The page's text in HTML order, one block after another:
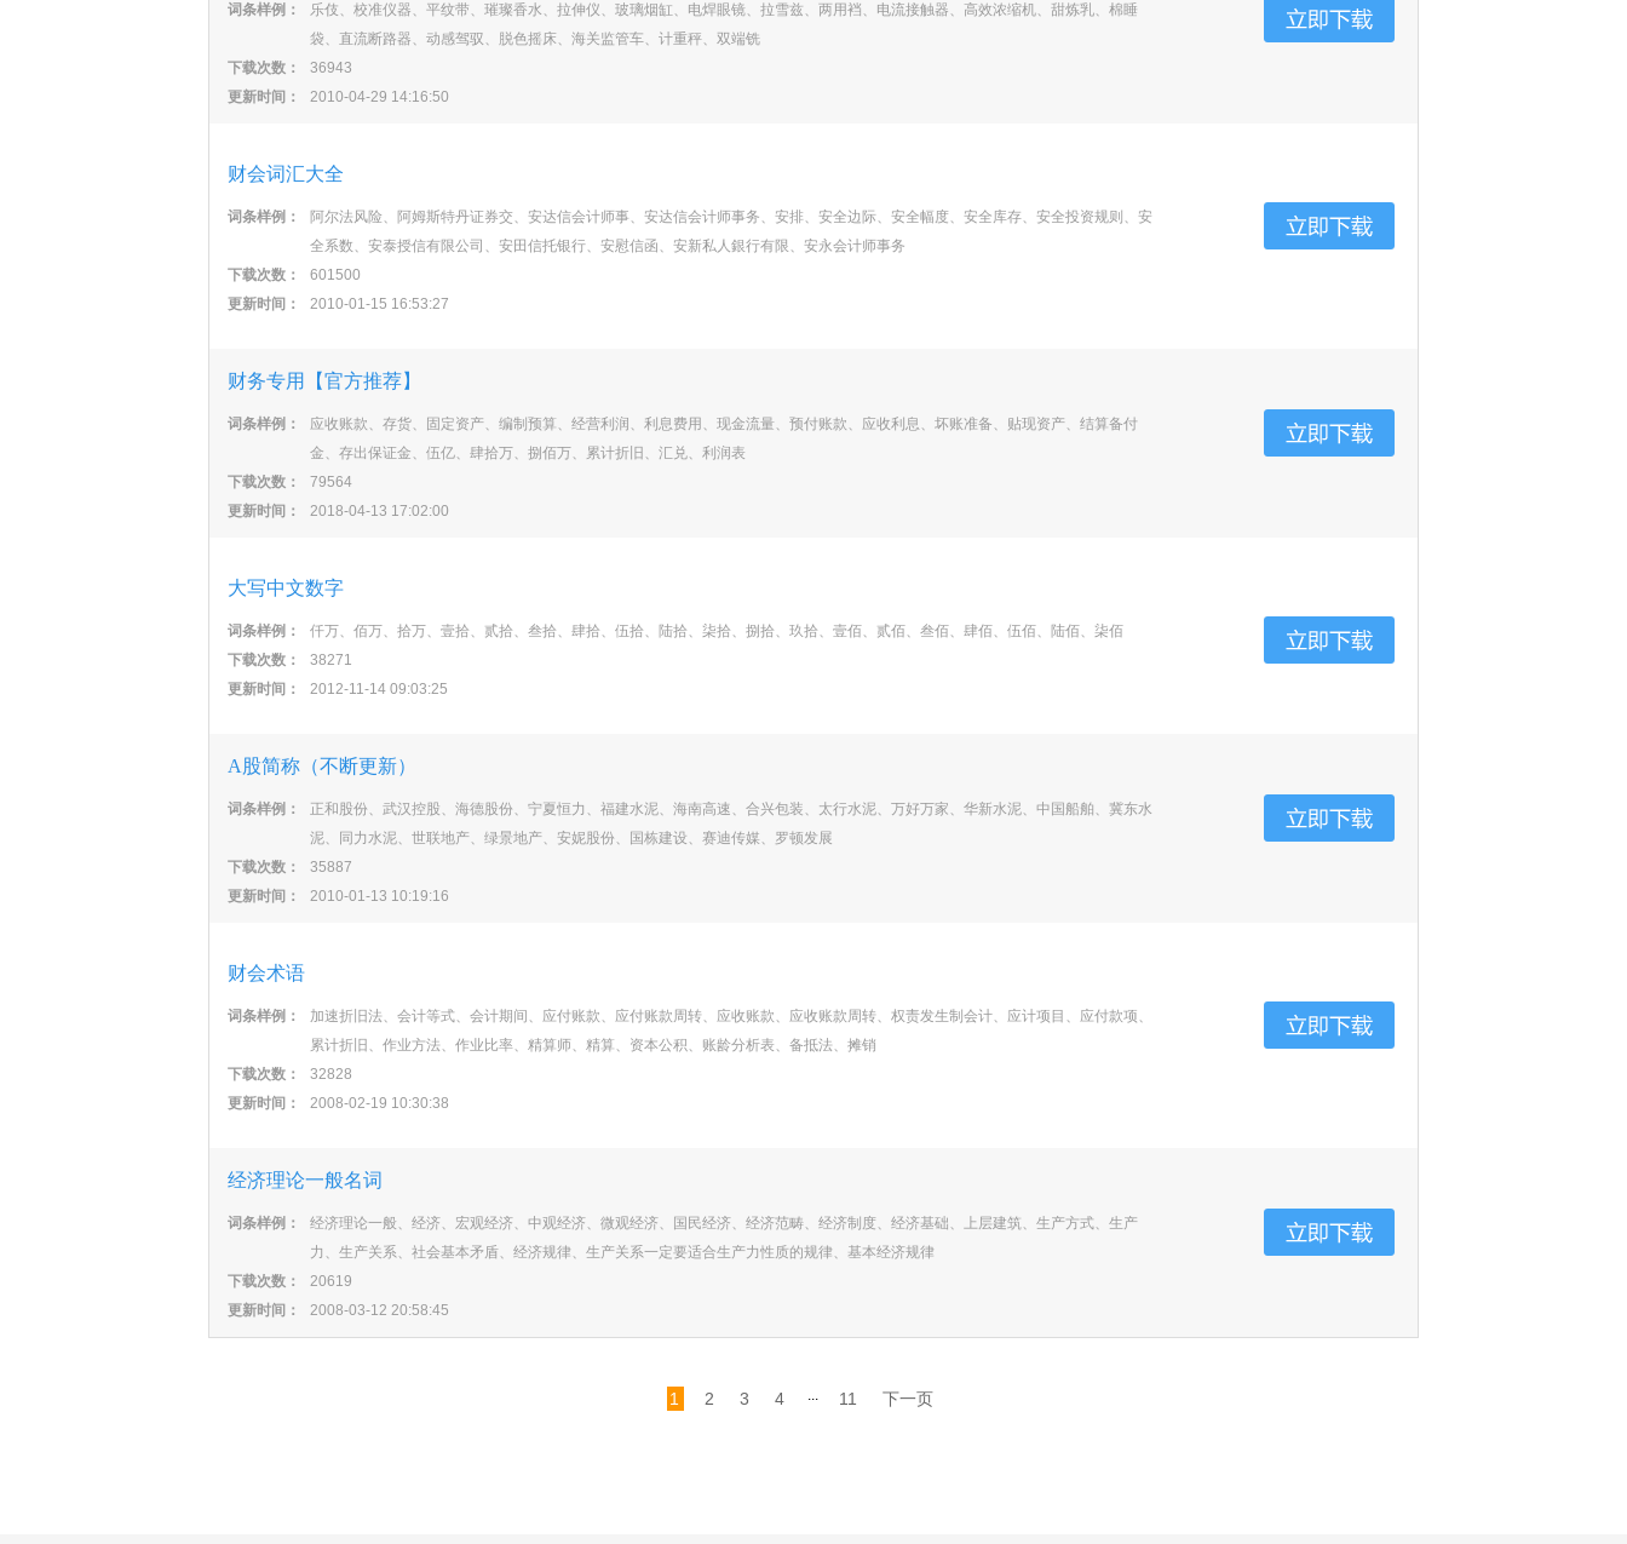
词条样例：
乐伎、校准仪器、平纹带、璀璨香水、拉伸仪、玻璃烟缸、电焊眼镜、拉雪兹、两用裆、电流接触器、高效浓缩机、甜炼乳、棉睡
袋、直流断路器、动感驾驭、脱色摇床、海关监管车、计重秤、双端铣
下载次数：
36943
更新时间：
2010-04-29 14:16:50
财会词汇大全
词条样例：
阿尔法风险、阿姆斯特丹证券交、安达信会计师事、安达信会计师事务、安排、安全边际、安全幅度、安全库存、安全投资规则、安
全系数、安泰授信有限公司、安田信托银行、安慰信函、安新私人銀行有限、安永会计师事务
下载次数：
601500
更新时间：
2010-01-15 16:53:27
财务专用【官方推荐】
词条样例：
应收账款、存货、固定资产、编制预算、经营利润、利息费用、现金流量、预付账款、应收利息、坏账准备、贴现资产、结算备付
金、存出保证金、伍亿、肆拾万、捌佰万、累计折旧、汇兑、利润表
下载次数：
79564
更新时间：
2018-04-13 17:02:00
大写中文数字
词条样例：
仟万、佰万、拾万、壹拾、贰拾、叁拾、肆拾、伍拾、陆拾、柒拾、捌拾、玖拾、壹佰、贰佰、叁佰、肆佰、伍佰、陆佰、柒佰
下载次数：
38271
更新时间：
2012-11-14 09:03:25
A股简称（不断更新）
词条样例：
正和股份、武汉控股、海德股份、宁夏恒力、福建水泥、海南高速、合兴包装、太行水泥、万好万家、华新水泥、中国船舶、冀东水
泥、同力水泥、世联地产、绿景地产、安妮股份、国栋建设、赛迪传媒、罗顿发展
下载次数：
35887
更新时间：
2010-01-13 10:19:16
财会术语
词条样例：
加速折旧法、会计等式、会计期间、应付账款、应付账款周转、应收账款、应收账款周转、权责发生制会计、应计项目、应付款项、
累计折旧、作业方法、作业比率、精算师、精算、资本公积、账龄分析表、备抵法、摊销
下载次数：
32828
更新时间：
2008-02-19 10:30:38
经济理论一般名词
词条样例：
经济理论一般、经济、宏观经济、中观经济、微观经济、国民经济、经济范畴、经济制度、经济基础、上层建筑、生产方式、生产
力、生产关系、社会基本矛盾、经济规律、生产关系一定要适合生产力性质的规律、基本经济规律
下载次数：
20619
更新时间：
2008-03-12 20:58:45
1 2 3 4 ... 11 下一页